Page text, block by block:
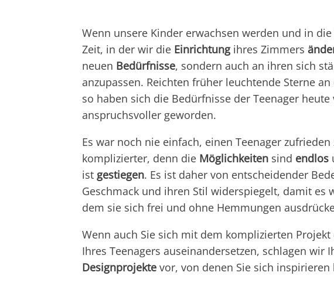
Wenn unsere Kinder erwachsen werden und in die
Zeit, in der wir die Einrichtungihres Zimmers
neuen Bedürfnisse, sondern auch an ihren sich
anzupassen. Reichten früher leuchtende Sterne
so haben sich die Bedürfnisse der Teenager
anspruchsvoller geworden.
Es war noch nie einfach, einen Teenager
komplizierter, denn die Möglichkeiten sind endlos
ist gestiegen. Es ist daher von entscheidender
Geschmack und ihren Stil widerspiegelt, damit es
dem sie sich frei und ohne Hemmungen
Wenn auch Sie sich mit dem komplizierten
Ihres Teenagers auseinandersetzen, schlagen wir
Designprojekte vor, von denen Sie sich inspirieren